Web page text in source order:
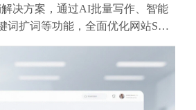
决方案，通过AI批量写作、智能
扩词等功能，全面优化网站SEO
化率。助力企业构建高效智能网站